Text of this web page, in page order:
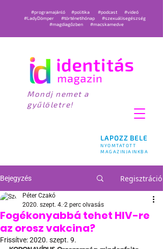
LAPOZZ BELE
NYOMTATOTT
MAGAZINJAINKBA
#programajánló #politika #podcast
#videó
#LadyDömper
#történetihónap
#szexuálisegészség
#magdiagőzben
#macskamedve
Mondj nemet a
gyűlöletre!
Bejegyzés Regisztráció
Fogékonyabbá tehet HIV-re
az orosz vakcina?
Péter Czakó
2020. szept. 4. 2 perc olvasás
Frissítve:2020. szept. 9.